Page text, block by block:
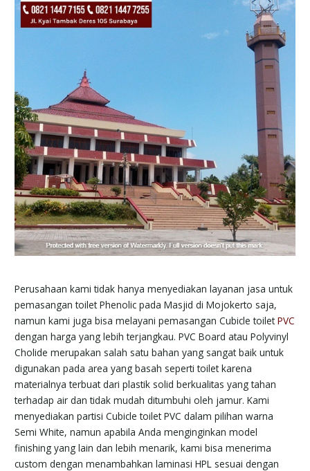
Perusahaan kami tidak hanya menyediakan layanan jasa untuk
pemasangan toilet Phenolic pada Masjid di Mojokerto saja,
namun kami juga bisa melayani pemasangan Cubicle toiletPVC
dengan harga yang lebih terjangkau. PVC Board atau Polyvinyl
Cholide merupakan salah satu bahan yang sangat baik untuk
digunakan pada area yang basah seperti toilet karena
materialnya terbuat dari plastik solid berkualitas yang tahan
terhadap air dan tidak mudah ditumbuhi oleh jamur. Kami
menyediakan partisi Cubicle toilet PVC dalam pilihan warna
Semi White, namun apabila Anda menginginkan model
finishing yang lain dan lebih menarik, kami bisa menerima
custom dengan menambahkan laminasi HPL sesuai dengan